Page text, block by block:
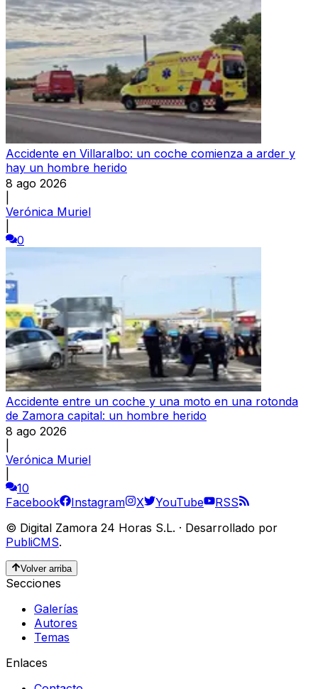
Accidente en Villaralbo: un coche comienza a arder y
hay un hombre herido
8 ago 2026
Verónica Muriel
0
Accidente entre un coche y una moto en una rotonda
de Zamora capital: un hombre herido
8 ago 2026
Verónica Muriel
10
Facebook
Instagram X YouTube
RSS
© Digital Zamora 24 Horas S.L. · Desarrollado por
PubliCMS.
Volver arriba
Secciones
Galerías
Autores
Temas
Enlaces